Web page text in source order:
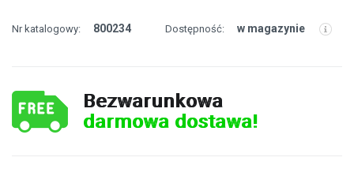
Nr katalogowy: 800234 Dostępność: w magazynie
Bezwarunkowa
darmowa dostawa!